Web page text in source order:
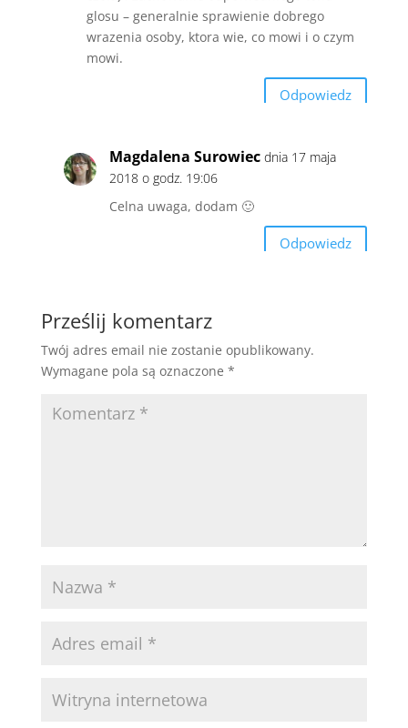
glosu – generalnie sprawienie dobrego
wrazenia osoby, ktora wie, co mowi i o czym
mowi.
Odpowiedz
Magdalena Surowiec dnia 17 maja
2018 o godz. 19:06
Celna uwaga, dodam 🙂
Odpowiedz
Prześlij komentarz
Twój adres email nie zostanie opublikowany.
Wymagane pola są oznaczone *